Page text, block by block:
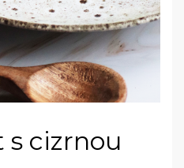
s cizrnou